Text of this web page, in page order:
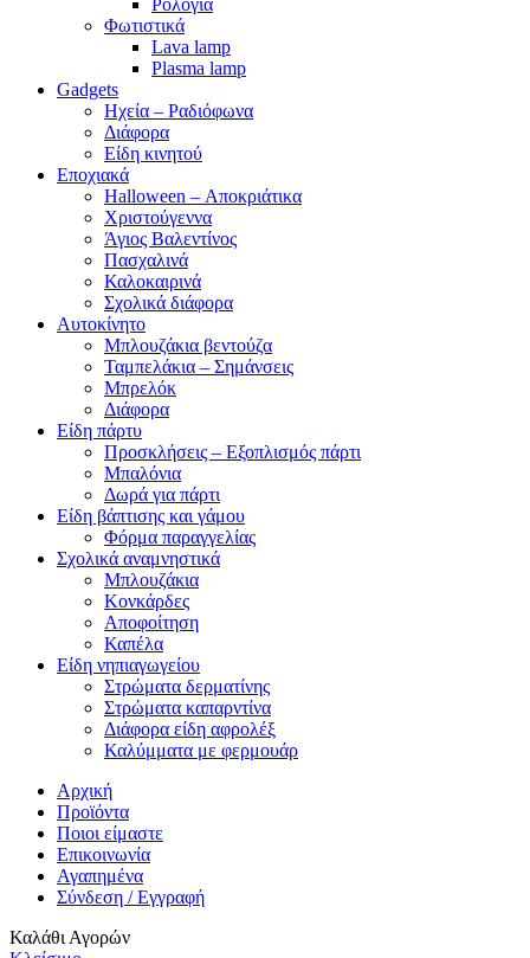
Φωτιστικά
Lava lamp
Plasma lamp
Gadgets
Ηχεία – Ραδιόφωνα
Διάφορα
Είδη κινητού
Εποχιακά
Halloween – Αποκριάτικα
Χριστούγεννα
Άγιος Βαλεντίνος
Πασχαλινά
Καλοκαιρινά
Σχολικά διάφορα
Αυτοκίνητο
Μπλουζάκια βεντούζα
Ταμπελάκια – Σημάνσεις
Μπρελόκ
Διάφορα
Είδη πάρτυ
Προσκλήσεις – Εξοπλισμός πάρτι
Μπαλόνια
Δωρά για πάρτι
Είδη βάπτισης και γάμου
Φόρμα παραγγελίας
Σχολικά αναμνηστικά
Μπλουζάκια
Κονκάρδες
Αποφοίτηση
Καπέλα
Είδη νηπιαγωγείου
Στρώματα δερματίνης
Στρώματα καπαρντίνα
Διάφορα είδη αφρολέξ
Καλύμματα με φερμουάρ
Αρχική
Προϊόντα
Ποιοι είμαστε
Επικοινωνία
Αγαπημένα
Σύνδεση / Εγγραφή
Καλάθι Αγορών